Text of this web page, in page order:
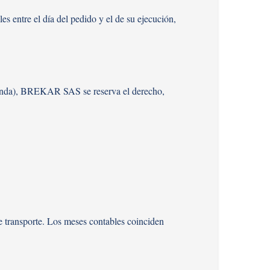
entre el día del pedido y el de su ejecución,
BREKAR SAS se reserva el derecho,
Los meses contables coinciden